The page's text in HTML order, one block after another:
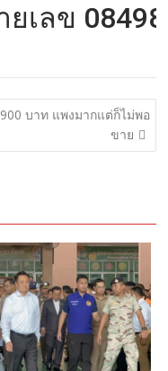
บาท แพงมากแต่ก็ไม่พอ
ขาย